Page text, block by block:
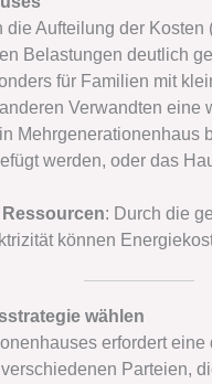
die Aufteilung der Kosten
Belastungen deutlich
für Familien mit
Verwandten eine
Mehrgenerationenhaus
werden, oder das
: Durch die
können
wählen
erfordert
Parteien,